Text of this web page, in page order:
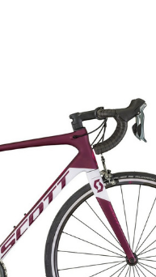
на
Сегодня
25%